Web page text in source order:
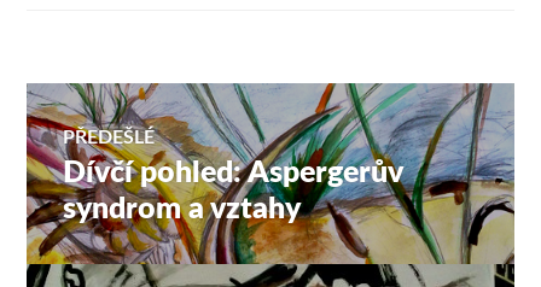
Navigace
pro
příspěvek
PŘEDEŠLÉ
Předchozí
příspěvek:
Dívčí pohled: Aspergerův
syndrom a vztahy